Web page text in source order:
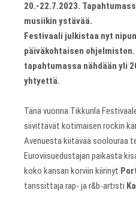
20.-22.7.2023.
musiikin ystävää.
Festivaali julkistaa nyt
päiväkohtaisen ohjelmiston.
tapahtumassa nähdään yli
yhtyettä.
Tänä vuonna Tikkurila
siivittävät kotimaisen rockin
Avenuesta kiitävää soolouraa
Euroviisuedustajan paikasta
koko kansan korviin kiirinyt
tanssittaja rap- ja r&b-artisti